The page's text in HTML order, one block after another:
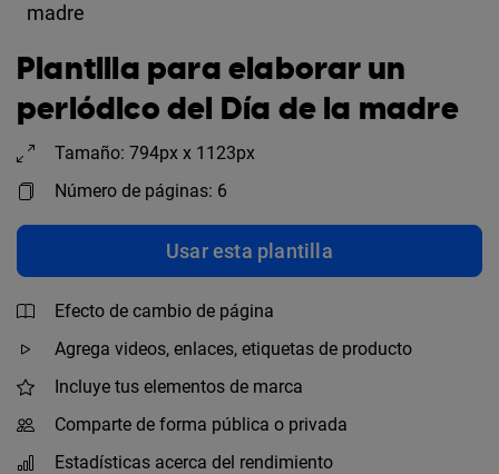
madre
Plantilla para elaborar un
periódico del Día de la madre
Tamaño: 794px x 1123px
Número de páginas: 6
Usar esta plantilla
Efecto de cambio de página
Agrega videos, enlaces, etiquetas de producto
Incluye tus elementos de marca
Comparte de forma pública o privada
Estadísticas acerca del rendimiento